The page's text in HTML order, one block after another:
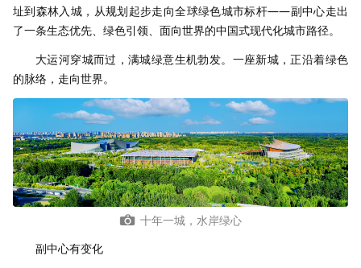
址到森林入城，从规划起步走向全球绿色城市标杆——副中心走出
了一条生态优先、绿色引领、面向世界的中国式现代化城市路径。
大运河穿城而过，满城绿意生机勃发。一座新城，正沿着绿色
的脉络，走向世界。
十年一城，水岸绿心
副中心有变化